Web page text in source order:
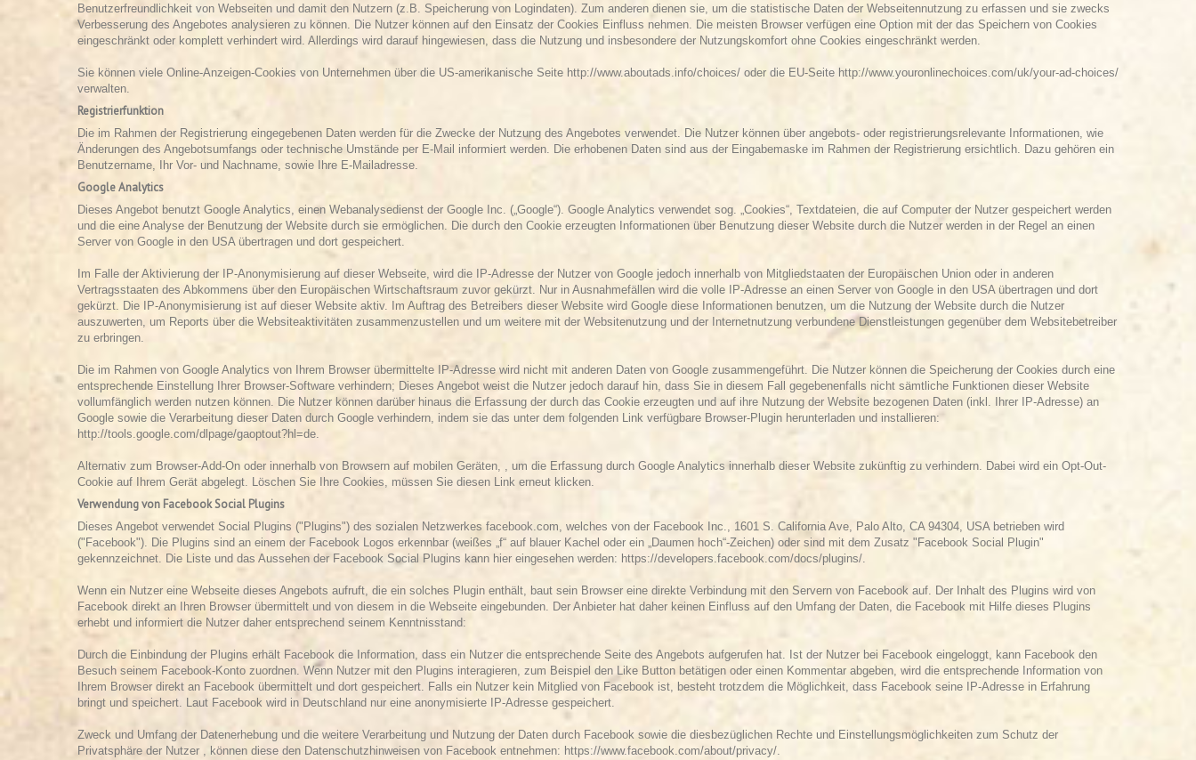
Benutzerfreundlichkeit von Webseiten und damit den Nutzern (z.B. Speicherung von Logindaten). Zum anderen dienen sie, um die statistische Daten der Webseitennutzung zu erfassen und sie zwecks
Verbesserung des Angebotes analysieren zu können. Die Nutzer können auf den Einsatz der Cookies Einfluss nehmen. Die meisten Browser verfügen eine Option mit der das Speichern von Cookies
eingeschränkt oder komplett verhindert wird. Allerdings wird darauf hingewiesen, dass die Nutzung und insbesondere der Nutzungskomfort ohne Cookies eingeschränkt werden.
Sie können viele Online-Anzeigen-Cookies von Unternehmen über die US-amerikanische Seite http://www.aboutads.info/choices/ oder die EU-Seite http://www.youronlinechoices.com/uk/your-ad-choices/
verwalten.
Registrierfunktion
Die im Rahmen der Registrierung eingegebenen Daten werden für die Zwecke der Nutzung des Angebotes verwendet. Die Nutzer können über angebots- oder registrierungsrelevante Informationen, wie
Änderungen des Angebotsumfangs oder technische Umstände per E-Mail informiert werden. Die erhobenen Daten sind aus der Eingabemaske im Rahmen der Registrierung ersichtlich. Dazu gehören ein
Benutzername, Ihr Vor- und Nachname, sowie Ihre E-Mailadresse.
Google Analytics
Dieses Angebot benutzt Google Analytics, einen Webanalysedienst der Google Inc. („Google“). Google Analytics verwendet sog. „Cookies“, Textdateien, die auf Computer der Nutzer gespeichert werden
und die eine Analyse der Benutzung der Website durch sie ermöglichen. Die durch den Cookie erzeugten Informationen über Benutzung dieser Website durch die Nutzer werden in der Regel an einen
Server von Google in den USA übertragen und dort gespeichert.
Im Falle der Aktivierung der IP-Anonymisierung auf dieser Webseite, wird die IP-Adresse der Nutzer von Google jedoch innerhalb von Mitgliedstaaten der Europäischen Union oder in anderen
Vertragsstaaten des Abkommens über den Europäischen Wirtschaftsraum zuvor gekürzt. Nur in Ausnahmefällen wird die volle IP-Adresse an einen Server von Google in den USA übertragen und dort
gekürzt. Die IP-Anonymisierung ist auf dieser Website aktiv. Im Auftrag des Betreibers dieser Website wird Google diese Informationen benutzen, um die Nutzung der Website durch die Nutzer
auszuwerten, um Reports über die Websiteaktivitäten zusammenzustellen und um weitere mit der Websitenutzung und der Internetnutzung verbundene Dienstleistungen gegenüber dem Websitebetreiber
zu erbringen.
Die im Rahmen von Google Analytics von Ihrem Browser übermittelte IP-Adresse wird nicht mit anderen Daten von Google zusammengeführt. Die Nutzer können die Speicherung der Cookies durch eine
entsprechende Einstellung Ihrer Browser-Software verhindern; Dieses Angebot weist die Nutzer jedoch darauf hin, dass Sie in diesem Fall gegebenenfalls nicht sämtliche Funktionen dieser Website
vollumfänglich werden nutzen können. Die Nutzer können darüber hinaus die Erfassung der durch das Cookie erzeugten und auf ihre Nutzung der Website bezogenen Daten (inkl. Ihrer IP-Adresse) an
Google sowie die Verarbeitung dieser Daten durch Google verhindern, indem sie das unter dem folgenden Link verfügbare Browser-Plugin herunterladen und installieren:
http://tools.google.com/dlpage/gaoptout?hl=de.
Alternativ zum Browser-Add-On oder innerhalb von Browsern auf mobilen Geräten, , um die Erfassung durch Google Analytics innerhalb dieser Website zukünftig zu verhindern. Dabei wird ein Opt-Out-
Cookie auf Ihrem Gerät abgelegt. Löschen Sie Ihre Cookies, müssen Sie diesen Link erneut klicken.
Verwendung von Facebook Social Plugins
Dieses Angebot verwendet Social Plugins ("Plugins") des sozialen Netzwerkes facebook.com, welches von der Facebook Inc., 1601 S. California Ave, Palo Alto, CA 94304, USA betrieben wird
("Facebook"). Die Plugins sind an einem der Facebook Logos erkennbar (weißes „f“ auf blauer Kachel oder ein „Daumen hoch“-Zeichen) oder sind mit dem Zusatz "Facebook Social Plugin"
gekennzeichnet. Die Liste und das Aussehen der Facebook Social Plugins kann hier eingesehen werden: https://developers.facebook.com/docs/plugins/.
Wenn ein Nutzer eine Webseite dieses Angebots aufruft, die ein solches Plugin enthält, baut sein Browser eine direkte Verbindung mit den Servern von Facebook auf. Der Inhalt des Plugins wird von
Facebook direkt an Ihren Browser übermittelt und von diesem in die Webseite eingebunden. Der Anbieter hat daher keinen Einfluss auf den Umfang der Daten, die Facebook mit Hilfe dieses Plugins
erhebt und informiert die Nutzer daher entsprechend seinem Kenntnisstand:
Durch die Einbindung der Plugins erhält Facebook die Information, dass ein Nutzer die entsprechende Seite des Angebots aufgerufen hat. Ist der Nutzer bei Facebook eingeloggt, kann Facebook den
Besuch seinem Facebook-Konto zuordnen. Wenn Nutzer mit den Plugins interagieren, zum Beispiel den Like Button betätigen oder einen Kommentar abgeben, wird die entsprechende Information von
Ihrem Browser direkt an Facebook übermittelt und dort gespeichert. Falls ein Nutzer kein Mitglied von Facebook ist, besteht trotzdem die Möglichkeit, dass Facebook seine IP-Adresse in Erfahrung
bringt und speichert. Laut Facebook wird in Deutschland nur eine anonymisierte IP-Adresse gespeichert.
Zweck und Umfang der Datenerhebung und die weitere Verarbeitung und Nutzung der Daten durch Facebook sowie die diesbezüglichen Rechte und Einstellungsmöglichkeiten zum Schutz der
Privatsphäre der Nutzer , können diese den Datenschutzhinweisen von Facebook entnehmen: https://www.facebook.com/about/privacy/.